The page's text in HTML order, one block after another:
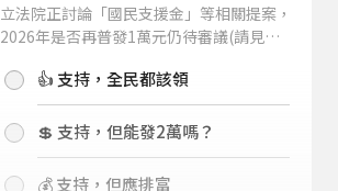
立法院正討論「國民支援金」等相關提案，
2026年是否再普發1萬元仍待審議(請見下
持嗎？👍 支持，全民都該領
💲 支持，但能發2萬嗎？
💰 支持，但應排富